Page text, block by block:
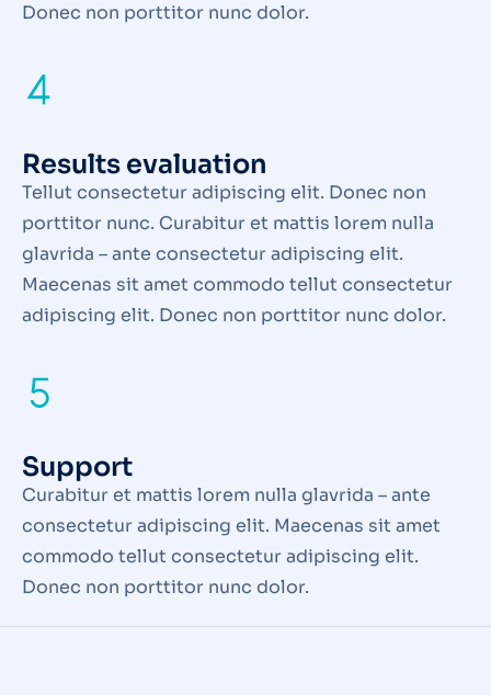
Donec non porttitor nunc dolor.
Results evaluation
Tellut consectetur adipiscing elit. Donec non
porttitor nunc. Curabitur et mattis lorem nulla
glavrida – ante consectetur adipiscing elit.
Maecenas sit amet commodo tellut consectetur
adipiscing elit. Donec non porttitor nunc dolor.
Support
Curabitur et mattis lorem nulla glavrida – ante
consectetur adipiscing elit. Maecenas sit amet
commodo tellut consectetur adipiscing elit.
Donec non porttitor nunc dolor.